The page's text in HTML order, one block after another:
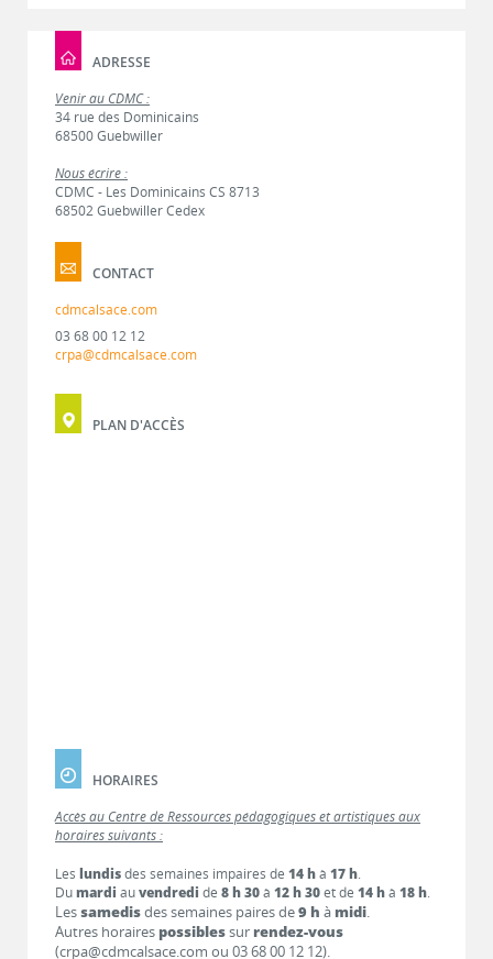
ADRESSE
Venir au CDMC :
34 rue des Dominicains
68500 Guebwiller
Nous écrire :
CDMC - Les Dominicains CS 8713
68502 Guebwiller Cedex
CONTACT
cdmcalsace.com
03 68 00 12 12
crpa@cdmcalsace.com
PLAN D'ACCÈS
HORAIRES
Accès au Centre de Ressources pédagogiques et artistiques aux
horaires suivants :
Les lundisdes semaines impaires de 14 hà 17 h.
Dumardi auvendredi de 8 h 30à 12 h 30et de 14 hà 18 h.
Lessamedisdes semaines paires de9 h à midi.
Autres horaires possiblessur rendez-vous
(crpa@cdmcalsace.com ou 03 68 00 12 12).